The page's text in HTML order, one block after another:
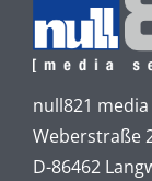
null821
Weberstraße
D-86462